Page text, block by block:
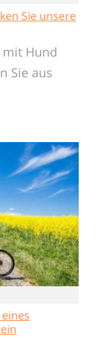
Sie unsere
mit Hund
Sie aus